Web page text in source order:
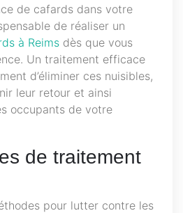
de cafards dans votre
de réaliser un
à Reims dès que vous
Un traitement efficace
d’éliminer ces nuisibles,
leur retour et ainsi
occupants de votre
de traitement
pour lutter contre les